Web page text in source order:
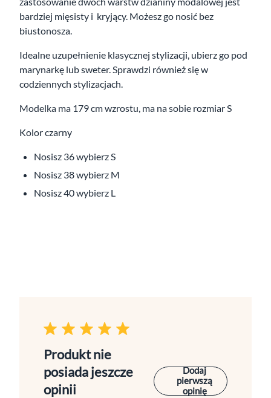
bardziej mięsisty i kryjący. Możesz go nosić bez
biustonosza.
Idealne uzupełnienie klasycznej stylizacji, ubierz go pod
marynarkę lub sweter. Sprawdzi również się w
codziennych stylizacjach.
Modelka ma 179 cm wzrostu, ma na sobie rozmiar S
Kolor czarny
Nosisz 36 wybierz S
Nosisz 38 wybierz M
Nosisz 40 wybierz L
Produkt nie
posiada jeszcze
opinii
Dodaj
pierwszą
opinię